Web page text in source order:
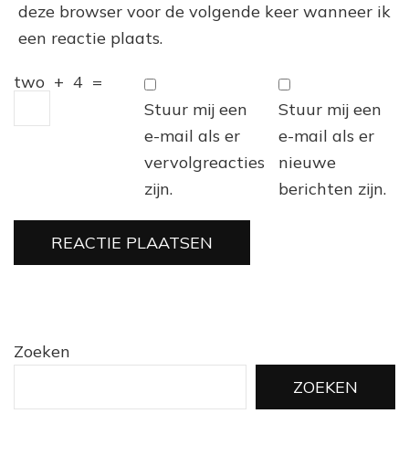
deze browser voor de volgende keer wanneer ik
een reactie plaats.
two + 4 =
Stuur mij een
e-mail als er
vervolgreacties
zijn.
Stuur mij een
e-mail als er
nieuwe
berichten zijn.
Zoeken
ZOEKEN